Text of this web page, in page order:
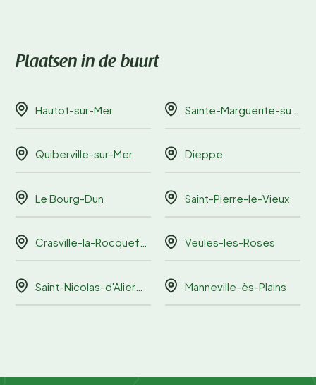
Plaatsen in de buurt
Hautot-sur-Mer Sainte-Marguerite-sur-Mer
Quiberville-sur-Mer Dieppe
Le Bourg-Dun Saint-Pierre-le-Vieux
Crasville-la-Rocquefort Veules-les-Roses
Saint-Nicolas-d'Aliermont Manneville-ès-Plains